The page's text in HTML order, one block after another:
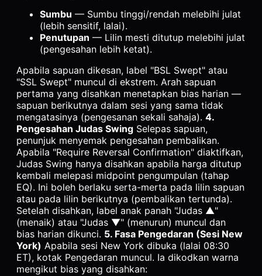
Sumbu — Sumbu tinggi/rendah melebihi julat
(lebih sensitif, lalai).
Penutupan — Lilin mesti ditutup melebihi julat
(pengesahan lebih ketat).
Apabila sapuan dikesan, label "BSL Swept" atau
"SSL Swept" muncul di ekstrem. Arah sapuan
pertama yang disahkan menetapkan bias harian —
sapuan berikutnya dalam sesi yang sama tidak
mengatasinya (pengesanan sekali sahaja). 4.
Pengesahan Judas Swing Selepas sapuan,
penunjuk menyemak pengesahan pembalikan.
Apabila "Require Reversal Confirmation" diaktifkan,
Judas Swing hanya disahkan apabila harga ditutup
kembali melepasi midpoint pengumpulan (tahap
EQ). Ini boleh berlaku serta-merta pada lilin sapuan
atau pada lilin berikutnya (pembalikan tertunda).
Setelah disahkan, label anak panah "Judas ▲"
(menaik) atau "Judas ▼" (menurun) muncul dan
bias harian dikunci. 5. Fasa Pengedaran (Sesi New
York) Apabila sesi New York dibuka (lalai 08:30
ET), kotak Pengedaran muncul. Ia dikodkan warna
mengikut bias yang disahkan: